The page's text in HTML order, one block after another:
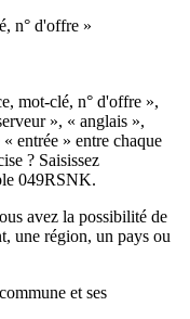
n° d'offre »
mot-clé, n° d'offre »,
», « anglais »,
entrée » entre chaque
? Saisissez
049RSNK.
avez la possibilité de
une région, un pays ou
et ses